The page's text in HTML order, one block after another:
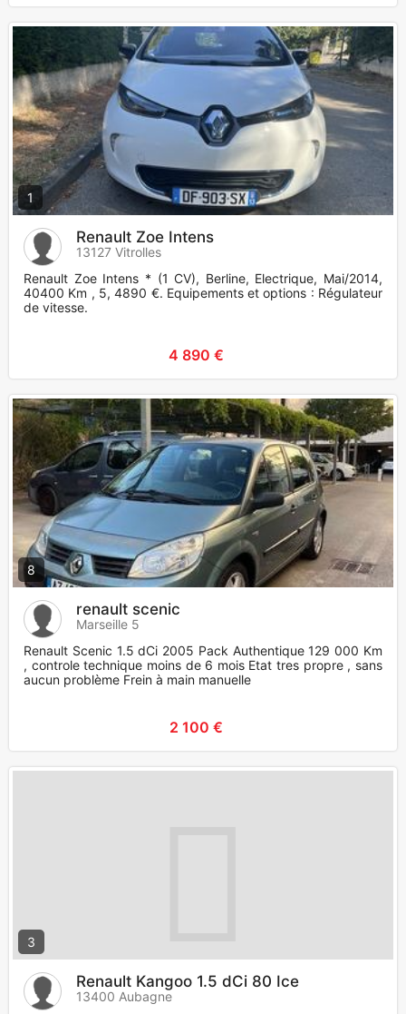
1
Renault Zoe Intens
13127 Vitrolles
Renault Zoe Intens * (1 CV), Berline, Electrique, Mai/2014,
40400 Km , 5, 4890 €. Equipements et options : Régulateur
de vitesse.
4 890 €
8
renault scenic
Marseille 5
Renault Scenic 1.5 dCi 2005 Pack Authentique 129 000 Km
, controle technique moins de 6 mois Etat tres propre , sans
aucun problème Frein à main manuelle
2 100 €
3
Renault Kangoo 1.5 dCi 80 Ice
13400 Aubagne